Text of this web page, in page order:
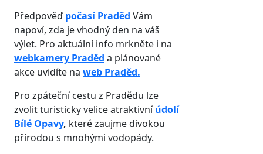
Předpověď počasí Praděd Vám
napoví, zda je vhodný den na váš
výlet. Pro aktuální info mrkněte i na
webkamery Praděd a plánované
akce uvidíte na web Praděd.
Pro zpáteční cestu z Pradědu lze
zvolit turisticky velice atraktivní údolí
Bílé Opavy, které zaujme divokou
přírodou s mnohými vodopády.